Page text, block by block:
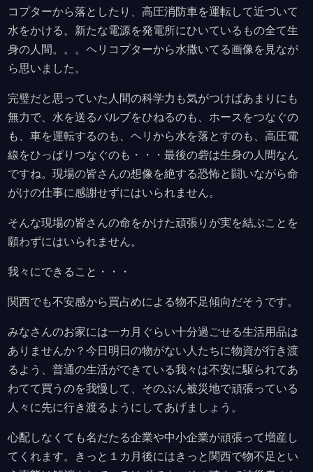
コプターから落としたり、高圧消防車を運転して近づいて
水をかける。新たな電源を発電所にひいているもの全て生
身の人間。。。ヘリコプターから水撒いてる画像を見なが
ら思いました。
完璧だと思っていた人間の科学力も気がつけばあまりにも
無力で、水を送るバルブをひねるのも、ホースをつなぐの
も、車を運転するのも、ヘリから水を落とすのも、高圧電
線をひっぱりつなぐのも・・・最後の砦は生身の人間なん
ですね。現場の皆さんの想像を絶する恐怖と闘いながら命
がけの仕事に感謝せずにはいられません。
そんな現場の皆さんの命をかけた頑張りが実を結ぶことを
願わずにはいられません。
我々にできること・・・
関西でも不安感から買占めによる物不足傾向だそうです。
みなさんのお家には一カ月ぐらい十分過ごせる生活用品は
ありませんか？今日明日の物がない人たちに物資が行き渡
るよう、普通の生活ができている我々は不安に駆られてあ
わてて買うのを我慢して、そのぶん被災地で頑張っている
人々に先に行き渡るようにしてあげましょう。
心配しなくても名だたる企業や中小企業が頑張って増産し
てくれます。きっと１カ月後にはきっと関西で物不足とい